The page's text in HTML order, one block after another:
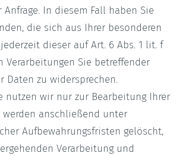
In diesem Fall haben Sie
die sich aus Ihrer besonderen
dieser auf Art. 6 Abs. 1 lit. f
Verarbeitungen Sie betreffender
Daten zu widersprechen.
nutzen wir nur zur Bearbeitung Ihrer
werden anschließend unter
Aufbewahrungsfristen gelöscht,
Verarbeitung und